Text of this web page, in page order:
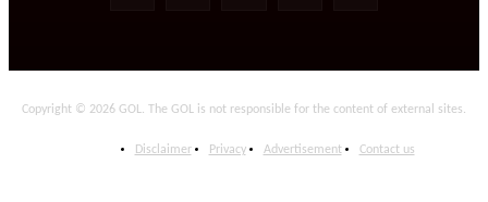
Copyright © 2026 GOL. The GOL is not responsible for the content of external sites.
Disclaimer Privacy Advertisement Contact us